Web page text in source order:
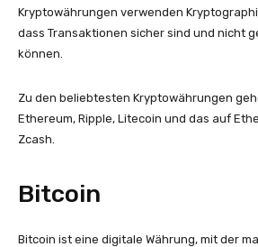
Kryptowährungen verwenden
dass Transaktionen sicher sind und nicht
können.
Zu den beliebtesten Kryptowährungen
Ethereum, Ripple, Litecoin und das auf
Zcash.
Bitcoin
Bitcoin ist eine digitale Währung, mit der